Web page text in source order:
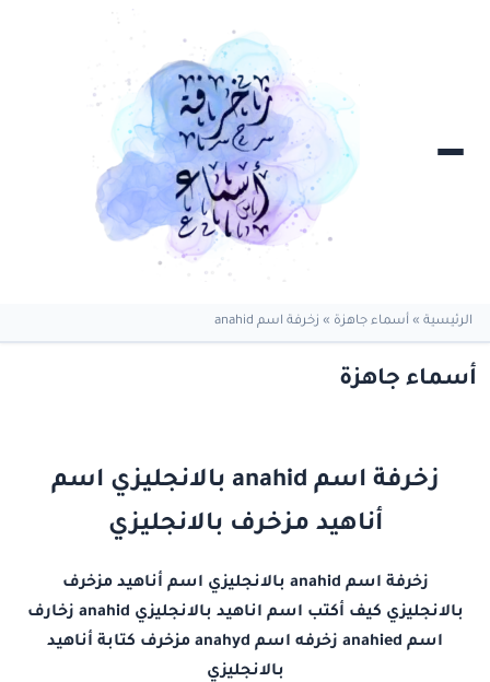
الرئيسية » أسماء جاهزة » زخرفة اسم anahid
أسماء جاهزة
زخرفة اسم anahid بالانجليزي اسم
أناهيد مزخرف بالانجليزي
زخرفة اسم anahid بالانجليزي اسم أناهيد مزخرف
بالانجليزي كيف أكتب اسم اناهيد بالانجليزي anahid زخارف
اسم anahied زخرفه اسم anahyd مزخرف كتابة أناهيد
بالانجليزي